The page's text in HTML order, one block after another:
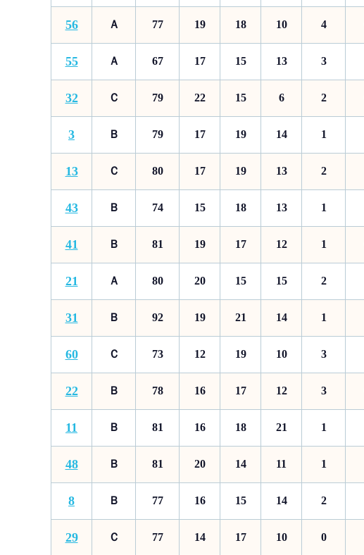
56 Ａ 77 19 18 10 4
55 Ａ 67 17 15 13 3
32 Ｃ 79 22 15 6 2
3 Ｂ 79 17 19 14 1
13 Ｃ 80 17 19 13 2
43 Ｂ 74 15 18 13 1
41 Ｂ 81 19 17 12 1
21 Ａ 80 20 15 15 2
31 Ｂ 92 19 21 14 1
60 Ｃ 73 12 19 10 3
22 Ｂ 78 16 17 12 3
11 Ｂ 81 16 18 21 1
48 Ｂ 81 20 14 11 1
8 Ｂ 77 16 15 14 2
29 Ｃ 77 14 17 10 0